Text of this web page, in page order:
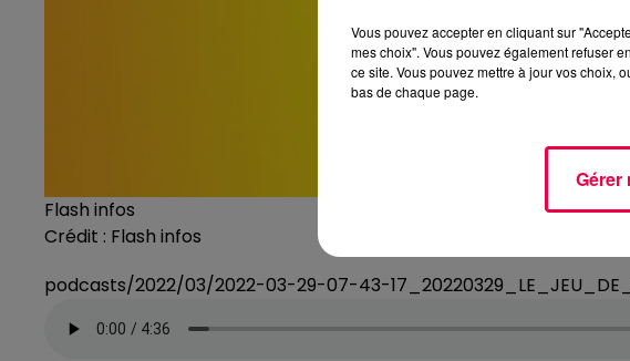
Flash infos
Crédit : Flash infos
podcasts/2022/03/2022-03-29-07-43-
Vous pouvez accepter en cliquant sur
mes choix". Vous pouvez également refuser
ce site. Vous pouvez mettre à jour vos choix,
bas de chaque page.
Gérer